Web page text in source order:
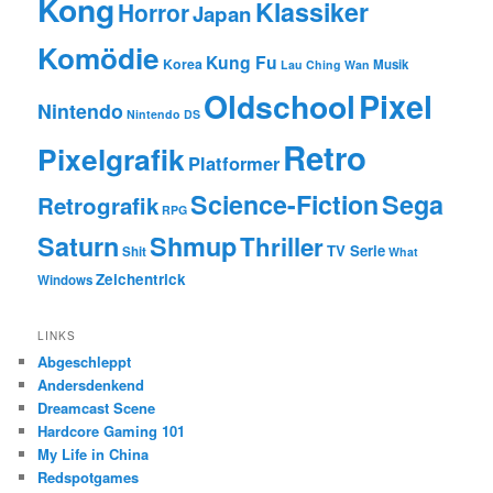
KongHorrorJapanKlassiker
Komödie Korea Kung Fu Lau Ching Wan Musik
Nintendo Nintendo DS OldschoolPixel
PixelgrafikPlatformer Retro
Retrografik RPG Science-FictionSega
Saturn ShitShmupThrillerTV Serie What
WindowsZeichentrick
LINKS
Abgeschleppt
Andersdenkend
Dreamcast Scene
Hardcore Gaming 101
My Life in China
Redspotgames